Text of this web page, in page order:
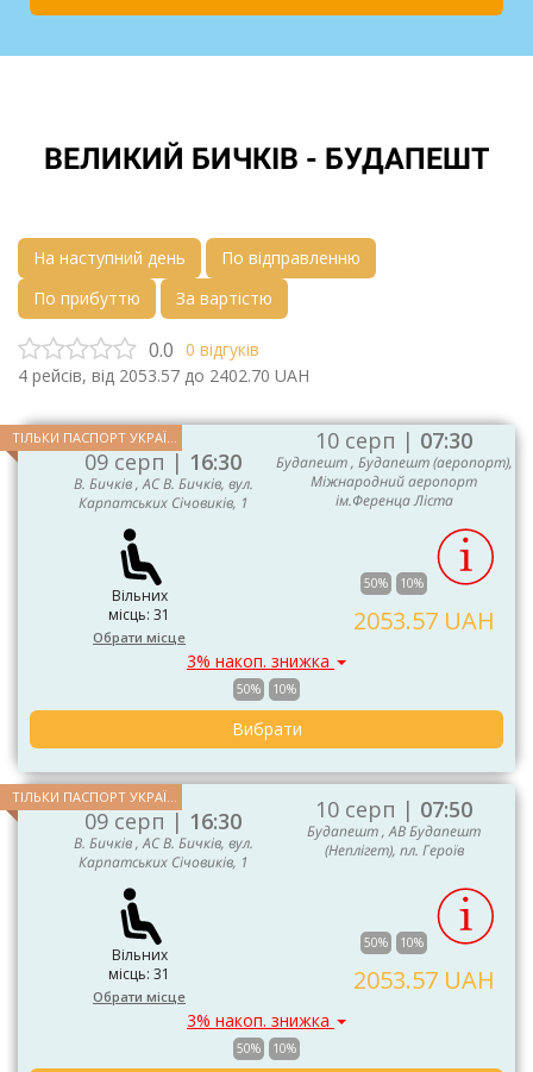
ВЕЛИКИЙ БИЧКІВ - БУДАПЕШТ
На наступний день
По відправленню
По прибуттю
За вартістю
0.0 0 відгуків
4 рейсів, від 2053.57 до 2402.70 UAH
09 серп | 16:30
В. Бичків , АС В. Бичків, вул.
Карпатських Січовиків, 1
ТІЛЬКИ ПАСПОРТ УКРАЇНИ ТА ЄС 10 серп | 07:30
Будапешт , Будапешт (аеропорт),
Міжнародний аеропорт
ім.Ференца Ліста
Вільних
місць: 31
Обрати місце
50% 10%
2053.57 UAH
3% накоп. знижка
50% 10%
Вибрати
09 серп | 16:30
В. Бичків , АС В. Бичків, вул.
Карпатських Січовиків, 1
10 серп | 07:50
Будапешт , АВ Будапешт
(Неплігет), пл. Героїв
Вільних
місць: 31
Обрати місце
50% 10%
2053.57 UAH
3% накоп. знижка
50% 10%